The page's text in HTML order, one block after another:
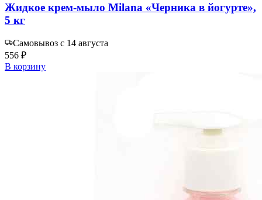
Жидкое крем-мыло Milana «Черника в йогурте»,
5 кг
Самовывоз с 14 августа
556 ₽
В корзину